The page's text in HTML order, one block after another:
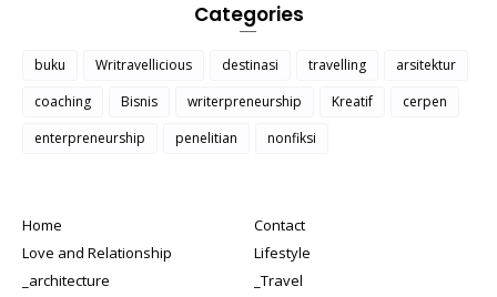
Categories
buku Writravellicious destinasi travelling
arsitektur
coaching
Bisnis writerpreneurship Kreatif
cerpen
enterpreneurship
penelitian nonfiksi
Home
Contact
Love and Relationship
Lifestyle
_architecture
_Travel